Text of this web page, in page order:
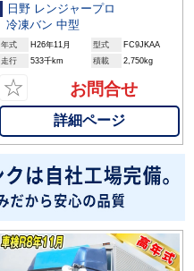
日野 レンジャープロ
冷凍バン 中型
年式 H26年11月 型式
FC9JKAA
走行
533千km 積載 2,750kg
☆ お問合せ
詳細ページ